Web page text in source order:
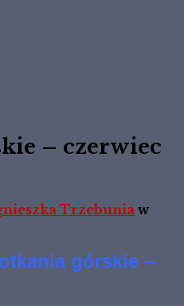
– czerwiec
Trzebunia w
górskie –